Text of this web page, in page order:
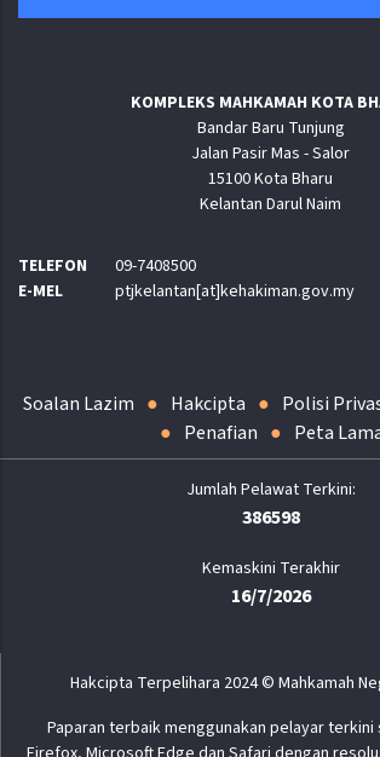
KOMPLEKS MAHKAMAH KOTA
Bandar Baru Tunjung
Jalan Pasir Mas - Salor
15100 Kota Bharu
Kelantan Darul Naim
TELEFON
09-7408500
E-MEL
ptjkelantan[at]kehakiman.gov.my
Soalan Lazim Hakcipta
Polisi
Penafian
Peta
386598
Kemaskini Terakhir
16/7/2026
Hakcipta Terpelihara 2024 © Mahkamah
Paparan terbaik menggunakan pelayar